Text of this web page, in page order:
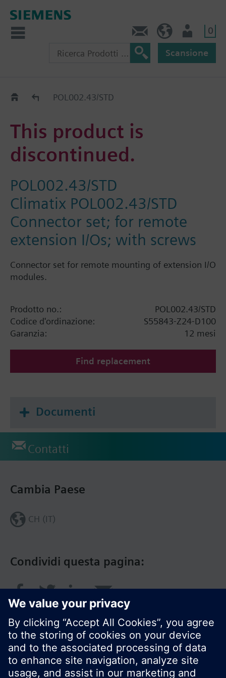
0
Scansione
Old2NewPOL002.43/STD
This product is
discontinued.
POL002.43/STD
Climatix POL002.43/STD
Connector set; for remote
extension I/Os; with screws
Connector set for remote mounting of extension I/O
modules.
Prodotto no.:
POL002.43/STD
Codice d'ordinazione:
S55843-Z24-D100
Garanzia:
12 mesi
Find replacement
Documenti
Contatti
Condividi questa pagina:
Cambia Paese
CH (IT)